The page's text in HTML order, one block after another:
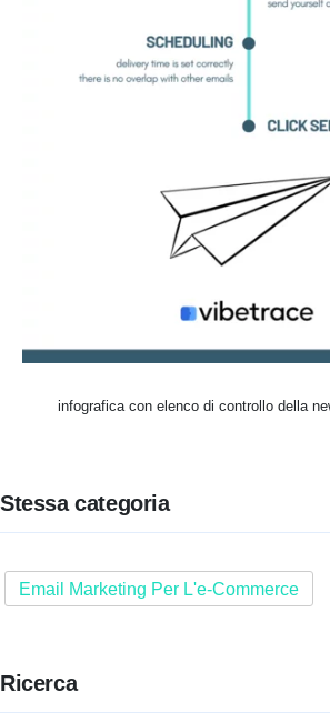
infografica con elenco di controllo della
Stessa categoria
Email Marketing Per L'e-Commerce
Ricerca